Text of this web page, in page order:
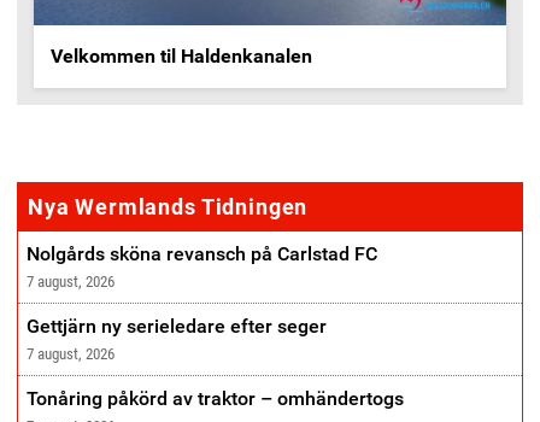
Velkommen til Haldenkanalen
Nya Wermlands Tidningen
Nolgårds sköna revansch på Carlstad FC
7 august, 2026
Gettjärn ny serieledare efter seger
7 august, 2026
Tonåring påkörd av traktor – omhändertogs